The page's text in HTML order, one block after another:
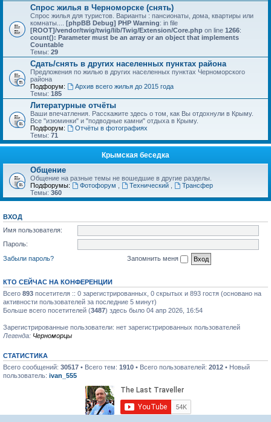
Спрос жилья в Черноморске (снять)
Спрос жилья для туристов. Варианты : пансионаты, дома, квартиры или
комнаты.... [phpBB Debug] PHP Warning: in file
[ROOT]/vendor/twig/twig/lib/Twig/Extension/Core.php on line 1266:
count(): Parameter must be an array or an object that implements
Countable
Темы: 29
Сдать/снять в других населенных пунктах района
Предложения по жилью в других населенных пунктах Черноморского
района
Подфорум:
Архив всего жилья до 2015 года
Темы: 185
Литературные отчёты
Ваши впечатления. Расскажите здесь о том, как Вы отдохнули в Крыму.
Все "изюминки" и "подводные камни" отдыха в Крыму.
Подфорум:
Отчёты в фотографиях
Темы: 71
Крымская беседка
Общение
Общение на разные темы не вошедшие в другие разделы.
Подфорумы:
Фотофорум Технический
Трансфер
Темы: 360
ВХОД
Имя пользователя:
Пароль:
Забыли пароль?
Запомнить меня
КТО СЕЙЧАС НА КОНФЕРЕНЦИИ
Всего 893 посетителя :: 0 зарегистрированных, 0 скрытых и 893 гостя (основано на
активности пользователей за последние 5 минут)
Больше всего посетителей (3487) здесь было 04 апр 2026, 16:54
Зарегистрированные пользователи: нет зарегистрированных пользователей
Легенда: Черноморцы
СТАТИСТИКА
Всего сообщений: 30517 • Всего тем: 1910 • Всего пользователей: 2012 • Новый
пользователь: ivan_555